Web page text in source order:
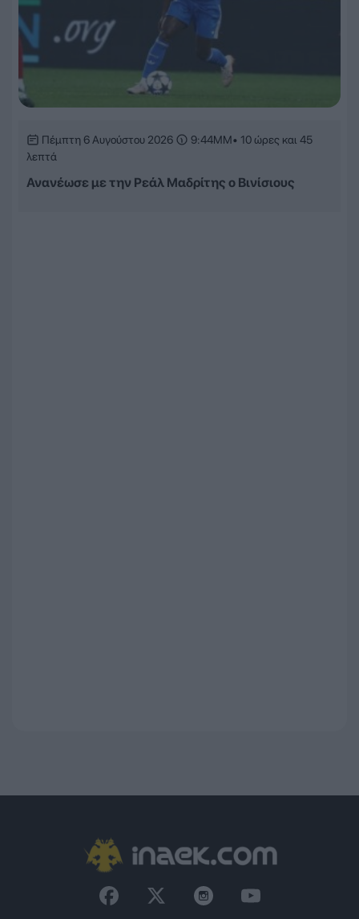
Πέμπτη 6 Αυγούστου 2026 9:44ΜΜ• 10 ώρες και 45
λεπτά
Ανανέωσε με την Ρεάλ Μαδρίτης ο Βινίσιους